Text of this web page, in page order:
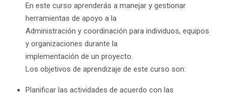
En este curso aprenderás a manejar y gestionar
herramientas de apoyo a la
Administración y coordinación para individuos, equipos
y organizaciones durante la
implementación de un proyecto.
Los objetivos de aprendizaje de este curso son:
Planificar las actividades de acuerdo con las